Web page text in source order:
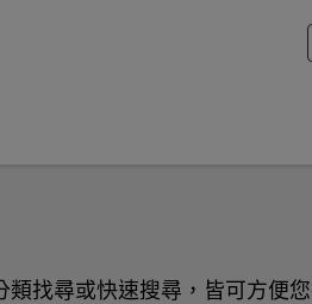
找尋或快速搜尋，皆可方便